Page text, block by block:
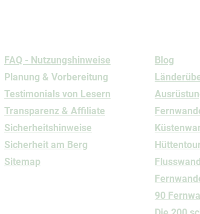
FAQ - Nutzungshinweise
Planung & Vorbereitung
Testimonials von Lesern
Transparenz & Affiliate
Sicherheitshinweise
Sicherheit am Berg
Sitemap
Blog
90